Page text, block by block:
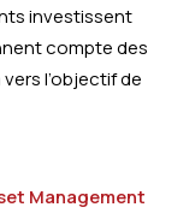
investissent
compte des
l’objectif de
Management